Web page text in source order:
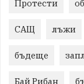
Протести
САЩ лъжи
бъдеще
Бай Рибан